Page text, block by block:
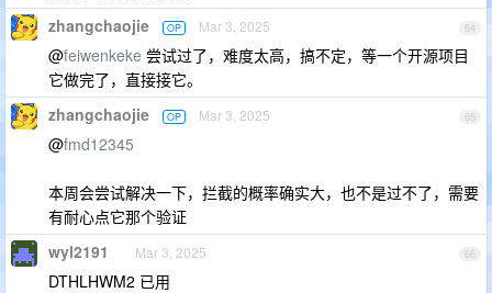
64
zhangchaojie OP Mar 3, 2025
@feiwenkeke 尝试过了，难度太高，搞不定，等一个开源项目
它做完了，直接接它。
65
zhangchaojie OP Mar 3, 2025
@fmd12345
本周会尝试解决一下，拦截的概率确实大，也不是过不了，需要
有耐心点它那个验证
66
wyl2191 Mar 3, 2025
DTHLHWM2 已用